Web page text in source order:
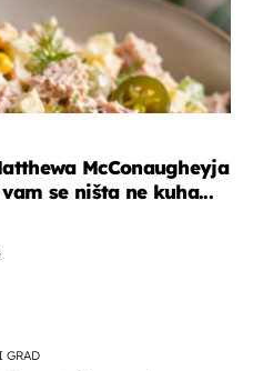
McConaugheyja
se ništa ne kuha...
GRAD